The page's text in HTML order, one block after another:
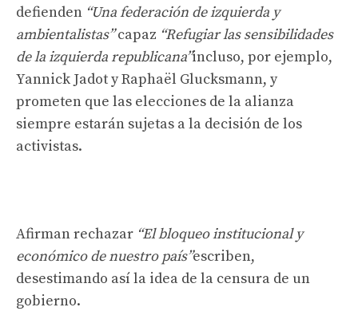
defienden “Una federación de izquierda y
ambientalistas”capaz “Refugiar las sensibilidades
de la izquierda republicana”incluso, por ejemplo,
Yannick Jadot y Raphaël Glucksmann, y
prometen que las elecciones de la alianza
siempre estarán sujetas a la decisión de los
activistas.
Afirman rechazar “El bloqueo institucional y
económico de nuestro país”escriben,
desestimando así la idea de la censura de un
gobierno.